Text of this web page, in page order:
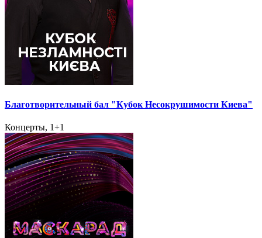
Благотворительный бал "Кубок Несокрушимости Киева"
Концерты, 1+1